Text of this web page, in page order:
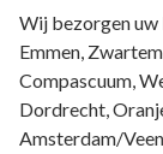
Wij bezorgen uw
Emmen,
Compascuum,
Dordrecht,
Amsterdam/